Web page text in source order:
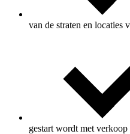
van de straten en locaties
gestart wordt met